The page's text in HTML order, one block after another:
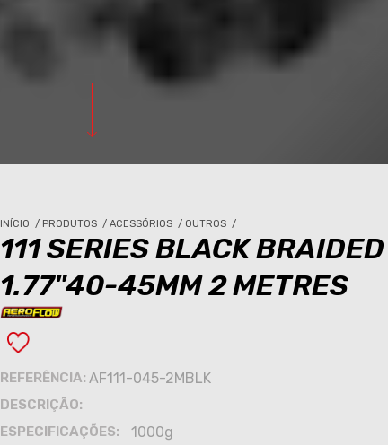
INÍCIO / PRODUTOS / ACESSÓRIOS / OUTROS /
111 SERIES BLACK
1.77"40-45MM 2 METRES
REFERÊNCIA: AF111-045-2MBLK
DESCRIÇÃO:
ESPECIFICAÇÕES:
1000g